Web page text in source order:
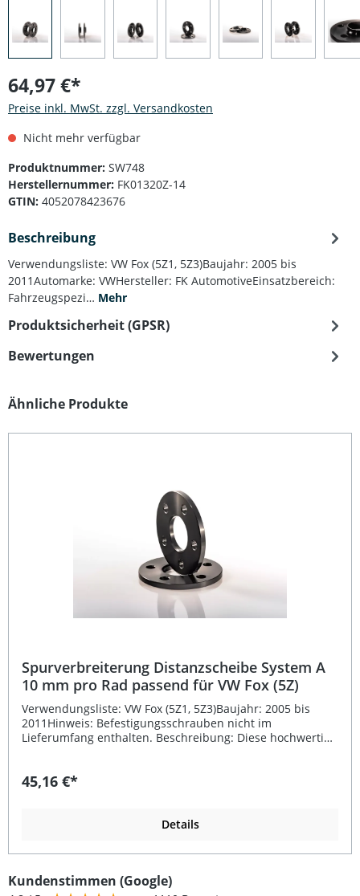
64,97 €*
Preise inkl. MwSt. zzgl. Versandkosten
Nicht mehr verfügbar
Produktnummer: SW748
Herstellernummer: FK01320Z-14
GTIN: 4052078423676
Beschreibung
Verwendungsliste: VW Fox (5Z1, 5Z3)Baujahr: 2005 bis
2011Automarke: VWHersteller: FK AutomotiveEinsatzbereich:
Fahrzeugspezi… Mehr
Produktsicherheit (GPSR)
Bewertungen
Produktgalerie überspringen
Ähnliche Produkte
Spurverbreiterung Distanzscheibe System A
10 mm pro Rad passend für VW Fox (5Z)
Verwendungsliste: VW Fox (5Z1, 5Z3)Baujahr: 2005 bis
2011Hinweis: Befestigungsschrauben nicht im
Lieferumfang enthalten. Beschreibung: Diese hochwertige
sorgt für eine breitere Spur, verbessert das Handling und
Hochfestigkeitsaluminium gewährleistet Langlebigkeit
auf modernen CNC-gesteuerten Fräsanlagen präzise
festigkeitserprobt.Das System A ohne Zentrierung
45,16 €*
Details
Kundenstimmen (Google)